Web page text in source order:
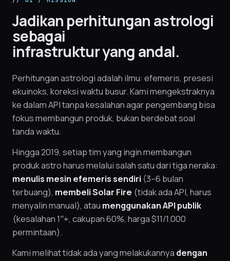
Jadikan perhitungan astrologi
sebagai
infrastruktur yang andal.
Perhitungan astrologi adalah ilmu: efemeris, presesi
ekuinoks, koreksi waktu busur. Kami mengekstraknya
ke dalam API tanpa kesalahan agar pengembang bisa
fokus membangun produk, bukan berdebat soal
tanda waktu.
Hingga 2019, setiap tim yang ingin membangun
produk astro harus melalui salah satu dari tiga neraka:
menulis mesin efemeris sendiri (3–6 bulan
terbuang), membeli Solar Fire (tidak ada API, harus
menyalin manual), atau menggunakan API publik
(kesalahan 1″+, cakupan 60%, harga $11/1.000
permintaan).
Kami melihat tidak ada yang melakukannya dengan